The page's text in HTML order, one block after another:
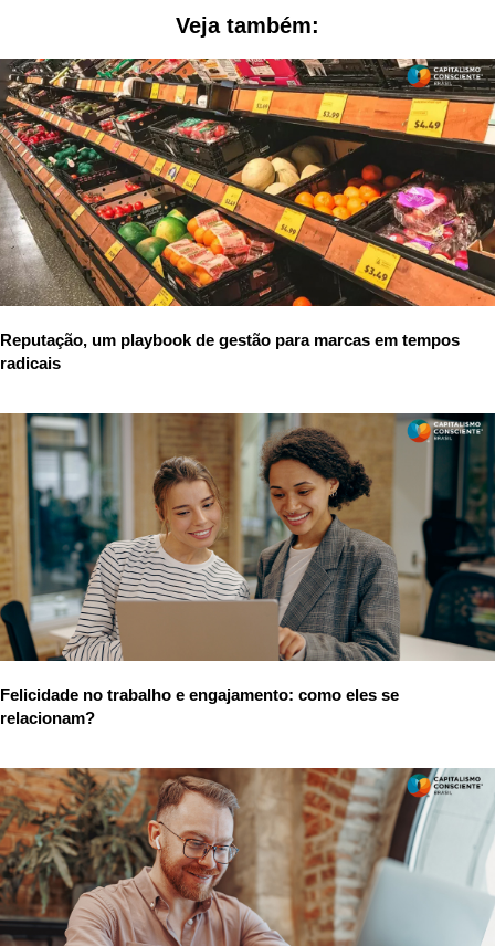
Veja também:
Reputação, um playbook de gestão para marcas em tempos
radicais
Felicidade no trabalho e engajamento: como eles se
relacionam?